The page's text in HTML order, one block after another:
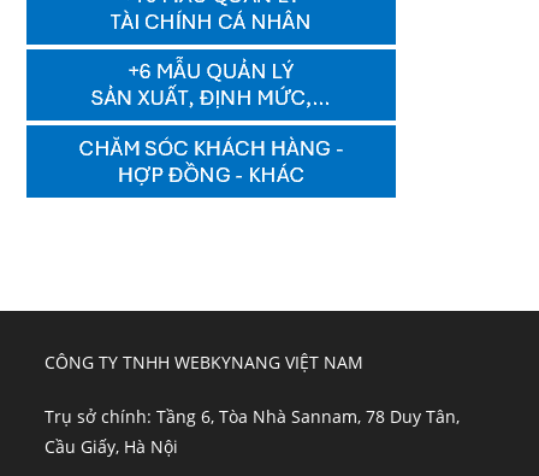
CÔNG TY TNHH WEBKYNANG VIỆT NAM
Trụ sở chính: Tầng 6, Tòa Nhà Sannam, 78 Duy Tân,
Cầu Giấy, Hà Nội